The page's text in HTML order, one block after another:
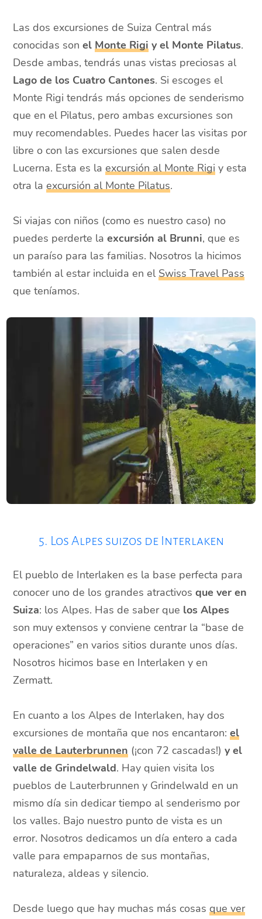
Las dos excursiones de Suiza Central más
conocidas sonel Monte Rigi y el Monte Pilatus.
Desde ambas, tendrás unas vistas preciosas al
Lago de los Cuatro Cantones. Si escoges el
Monte Rigi tendrás más opciones de senderismo
que en el Pilatus, pero ambas excursiones son
muy recomendables. Puedes hacer las visitas por
libre o con las excursiones que salen desde
Lucerna. Esta es laexcursión al Monte Rigi y esta
otra laexcursión al Monte Pilatus.
Si viajas con niños (como es nuestro caso) no
puedes perderte laexcursión al Brunni, que es
un paraíso para las familias. Nosotros la hicimos
también al estar incluida en el Swiss Travel Pass
que teníamos.
5. Los Alpes suizos de Interlaken
El pueblo de Interlaken es la base perfecta para
conocer uno de los grandes atractivosque ver en
Suiza: los Alpes. Has de saber que los Alpes
son muy extensos y conviene centrar la “base de
operaciones” en varios sitios durante unos días.
Nosotros hicimos base en Interlaken y en
Zermatt.
En cuanto a los Alpes de Interlaken, hay dos
excursiones de montaña que nos encantaron:el
valle de Lauterbrunnen (¡con 72 cascadas!)y el
valle de Grindelwald. Hay quien visita los
pueblos de Lauterbrunnen y Grindelwald en un
mismo día sin dedicar tiempo al senderismo por
los valles. Bajo nuestro punto de vista es un
error. Nosotros dedicamos un día entero a cada
valle para empaparnos de sus montañas,
naturaleza, aldeas y silencio.
Desde luego que hay muchas más cosasque ver